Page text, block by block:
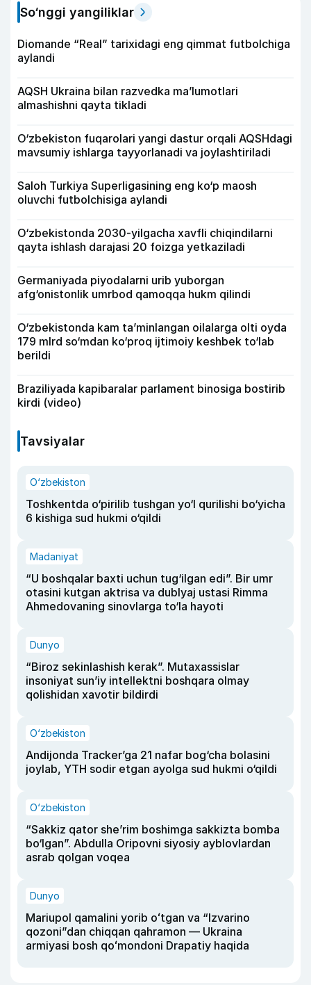
So‘nggi yangiliklar
Diomande “Real” tarixidagi eng qimmat futbolchiga
aylandi
AQSH Ukraina bilan razvedka ma’lumotlari
almashishni qayta tikladi
O‘zbekiston fuqarolari yangi dastur orqali AQSHdagi
mavsumiy ishlarga tayyorlanadi va joylashtiriladi
Saloh Turkiya Superligasining eng ko‘p maosh
oluvchi futbolchisiga aylandi
O‘zbekistonda 2030-yilgacha xavfli chiqindilarni
qayta ishlash darajasi 20 foizga yetkaziladi
Germaniyada piyodalarni urib yuborgan
afg‘onistonlik umrbod qamoqqa hukm qilindi
O‘zbekistonda kam ta’minlangan oilalarga olti oyda
179 mlrd so‘mdan ko‘proq ijtimoiy keshbek to‘lab
berildi
Braziliyada kapibaralar parlament binosiga bostirib
kirdi (video)
Tavsiyalar
O‘zbekiston
Toshkentda o‘pirilib tushgan yo‘l qurilishi bo‘yicha
6 kishiga sud hukmi o‘qildi
Madaniyat
“U boshqalar baxti uchun tug‘ilgan edi”. Bir umr
otasini kutgan aktrisa va dublyaj ustasi Rimma
Ahmedovaning sinovlarga to‘la hayoti
Dunyo
“Biroz sekinlashish kerak”. Mutaxassislar
insoniyat sun’iy intellektni boshqara olmay
qolishidan xavotir bildirdi
O‘zbekiston
Andijonda Tracker’ga 21 nafar bog‘cha bolasini
joylab, YTH sodir etgan ayolga sud hukmi o‘qildi
O‘zbekiston
“Sakkiz qator she’rim boshimga sakkizta bomba
bo‘lgan”. Abdulla Oripovni siyosiy ayblovlardan
asrab qolgan voqea
Dunyo
Mariupol qamalini yorib oʻtgan va “Izvarino
qozoni”dan chiqqan qahramon — Ukraina
armiyasi bosh qoʻmondoni Drapatiy haqida